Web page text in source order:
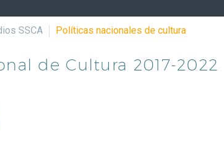
SSCA Políticas nacionales de cultura
de Cultura 2017-2022